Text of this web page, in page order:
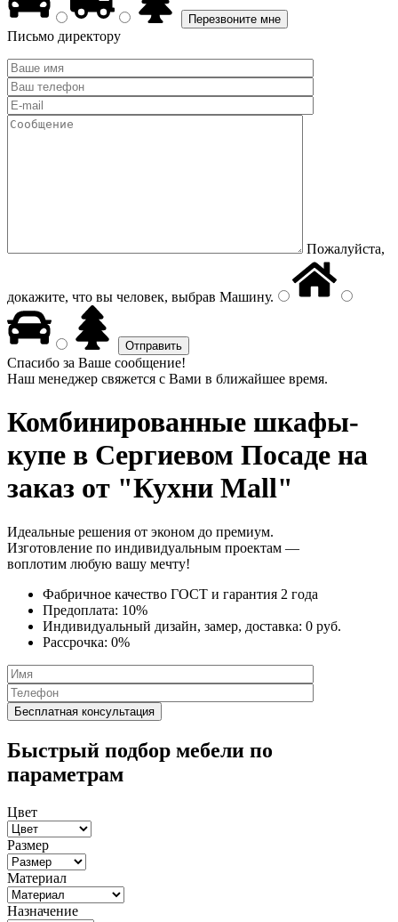
Письмо директору
Пожалуйста,
докажите, что вы человек, выбрав Машину.
Спасибо за Ваше сообщение!
Наш менеджер свяжется с Вами в ближайшее время.
Комбинированные шкафы-
купе в Сергиевом Посаде на
заказ от "Кухни Mall"
Идеальные решения от эконом до премиум.
Изготовление по индивидуальным проектам —
воплотим любую вашу мечту!
Фабричное качество ГОСТ и гарантия 2 года
Предоплата: 10%
Индивидуальный дизайн, замер, доставка: 0 руб.
Рассрочка: 0%
Быстрый подбор мебели по
параметрам
Цвет
Размер
Материал
Назначение